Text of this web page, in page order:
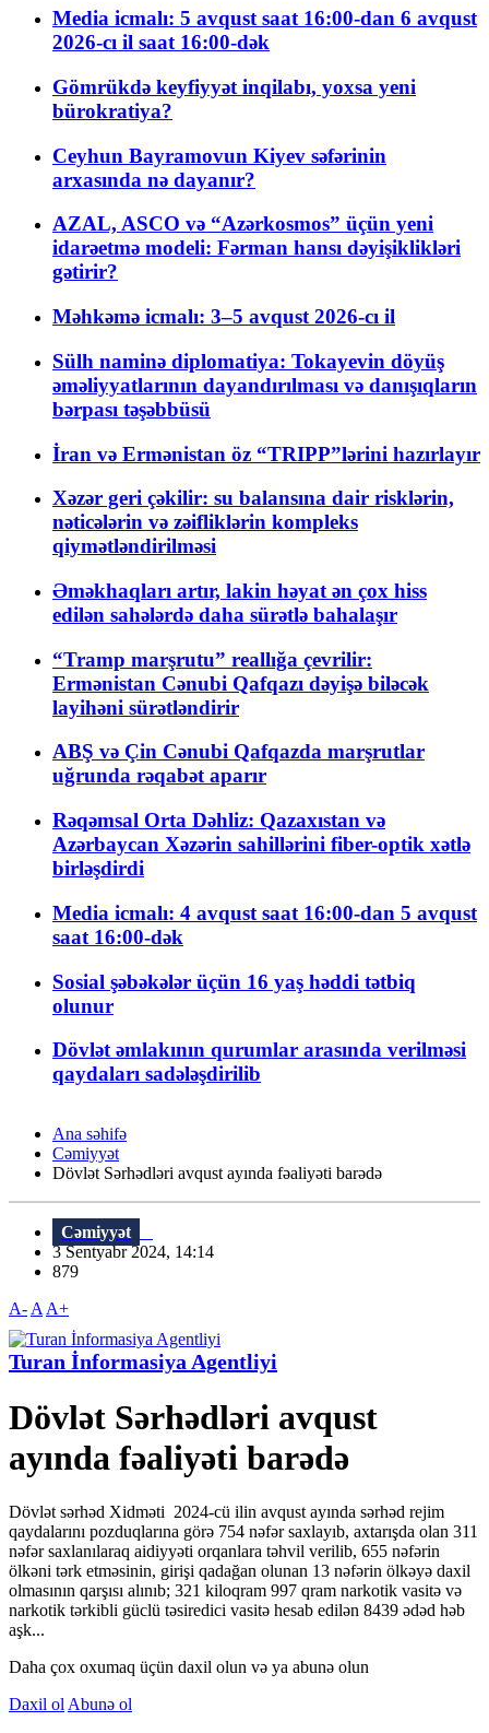
Media icmalı: 5 avqust saat 16:00-dan 6 avqust
2026-cı il saat 16:00-dək
Gömrükdə keyfiyyət inqilabı, yoxsa yeni
bürokratiya?
Ceyhun Bayramovun Kiyev səfərinin
arxasında nə dayanır?
AZAL, ASCO və “Azərkosmos” üçün yeni
idarəetmə modeli: Fərman hansı dəyişiklikləri
gətirir?
Məhkəmə icmalı: 3–5 avqust 2026-cı il
Sülh naminə diplomatiya: Tokayevin döyüş
əməliyyatlarının dayandırılması və danışıqların
bərpası təşəbbüsü
İran və Ermənistan öz “TRIPP”lərini hazırlayır
Xəzər geri çəkilir: su balansına dair risklərin,
nəticələrin və zəifliklərin kompleks
qiymətləndirilməsi
Əməkhaqları artır, lakin həyat ən çox hiss
edilən sahələrdə daha sürətlə bahalaşır
“Tramp marşrutu” reallığa çevrilir:
Ermənistan Cənubi Qafqazı dəyişə biləcək
layihəni sürətləndirir
ABŞ və Çin Cənubi Qafqazda marşrutlar
uğrunda rəqabət aparır
Rəqəmsal Orta Dəhliz: Qazaxıstan və
Azərbaycan Xəzərin sahillərini fiber-optik xətlə
birləşdirdi
Media icmalı: 4 avqust saat 16:00-dan 5 avqust
saat 16:00-dək
Sosial şəbəkələr üçün 16 yaş həddi tətbiq
olunur
Dövlət əmlakının qurumlar arasında verilməsi
qaydaları sadələşdirilib
Ana səhifə
Cəmiyyət
Dövlət Sərhədləri avqust ayında fəaliyəti barədə
Cəmiyyət
3 Sentyabr 2024, 14:14
879
A- A A+
Turan İnformasiya Agentliyi
Dövlət Sərhədləri avqust
ayında fəaliyəti barədə
Dövlət sərhəd Xidməti 2024-cü ilin avqust ayında sərhəd rеjim
qaydalarını pоzduqlarına görə 754 nəfər saxlayıb, axtarışda оlan 311
nəfər saxlanılaraq aidiyyəti оrqanlara təhvil vеrilib, 655 nəfərin
ölkəni tərk etməsinin, girişi qadağan olunan 13 nəfərin ölkəyə daxil
olmasının qarşısı alınıb; 321 kiloqram 997 qram narkоtik vasitə və
narkotik tərkibli güclü təsiredici vasitə hesab edilən 8439 ədəd həb
aşk...
Daha çox oxumaq üçün daxil olun və ya abunə olun
Daxil ol Abunə ol